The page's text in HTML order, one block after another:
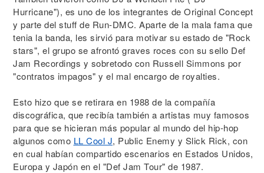
Hurricane"), es uno de los integrantes de Original Concept
y parte del stuff de Run-DMC. Aparte de la mala fama que
tenia la banda, les sirvió para motivar su estado de "Rock
stars", el grupo se afrontó graves roces con su sello Def
Jam Recordings y sobretodo con Russell Simmons por
"contratos impagos" y el mal encargo de royalties.
Esto hizo que se retirara en 1988 de la compañía
discográfica, que recibía también a artistas muy famosos
para que se hicieran más popular al mundo del hip-hop
algunos como LL Cool J, Public Enemy y Slick Rick, con
en cual habían compartido escenarios en Estados Unidos,
Europa y Japón en el "Def Jam Tour" de 1987.